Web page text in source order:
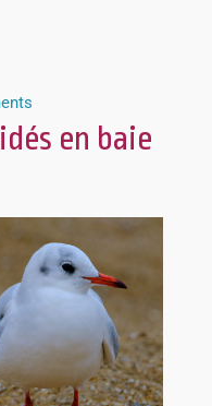
en baie